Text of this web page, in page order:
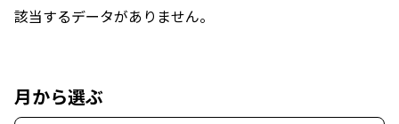
該当するデータがありません。
月から選ぶ